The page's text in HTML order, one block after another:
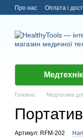
Перейти до основного
Про нас Оплата і
Головна Медтехніка
Артикул: RFM-202